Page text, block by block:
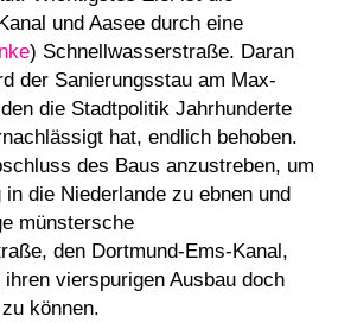
und Aasee durch eine
) Schnellwasserstraße. Daran
der Sanierungsstau am Max-
die Stadtpolitik Jahrhunderte
hat, endlich behoben.
des Baus anzustreben, um
die Niederlande zu ebnen und
münstersche
den Dortmund-Ems-Kanal,
vierspurigen Ausbau doch
können.